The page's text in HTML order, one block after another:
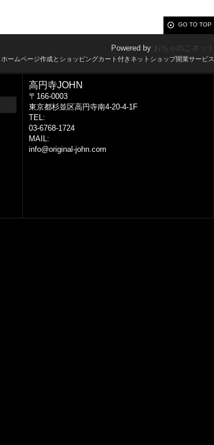
GO TO TOP
Powered by おちゃのこネット
ホームページ作成とショッピングカート付きネットショップ開業サービス
高円寺JOHN
〒166-0003
東京都杉並区高円寺南4-20-4-1F
TEL:
03-6768-1724
MAIL:
info@original-john.com